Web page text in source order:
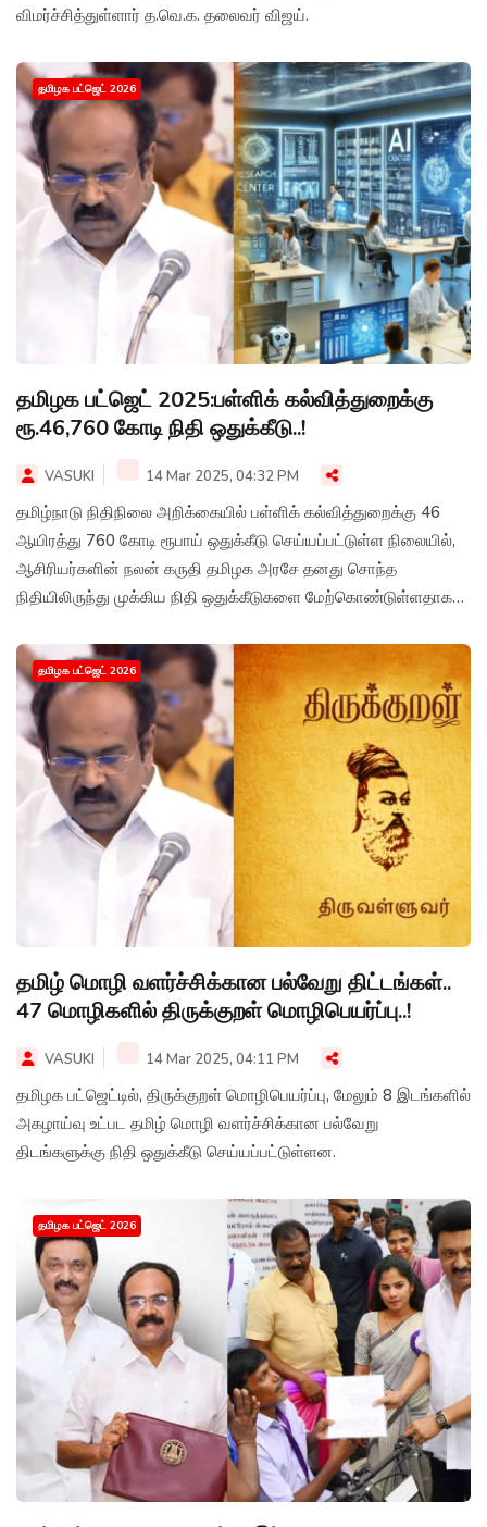
விமர்ச்சித்துள்ளார் த.வெ.க. தலைவர் விஜய்.
தமிழக பட்ஜெட் 2026
தமிழக பட்ஜெட் 2025:பள்ளிக் கல்வித்துறைக்கு
ரூ.46,760 கோடி நிதி ஒதுக்கீடு..!
VASUKI 14 Mar 2025, 04:32 PM
தமிழ்நாடு நிதிநிலை அறிக்கையில் பள்ளிக் கல்வித்துறைக்கு 46
ஆயிரத்து 760 கோடி ரூபாய் ஒதுக்கீடு செய்யப்பட்டுள்ள நிலையில்,
ஆசிரியர்களின் நலன் கருதி தமிழக அரசே தனது சொந்த
நிதியிலிருந்து முக்கிய நிதி ஒதுக்கீடுகளை மேற்கொண்டுள்ளதாக
தமிழக பட்ஜெட் 2026
தமிழ் மொழி வளர்ச்சிக்கான பல்வேறு திட்டங்கள்..
47 மொழிகளில் திருக்குறள் மொழிபெயர்ப்பு..!
VASUKI 14 Mar 2025, 04:11 PM
தமிழக பட்ஜெட்டில், திருக்குறள் மொழிபெயர்ப்பு, மேலும் 8 இடங்களில்
அகழாய்வு உட்பட தமிழ் மொழி வளர்ச்சிக்கான பல்வேறு
திடங்களுக்கு நிதி ஒதுக்கீடு செய்யப்பட்டுள்ளன.
தமிழக பட்ஜெட் 2026